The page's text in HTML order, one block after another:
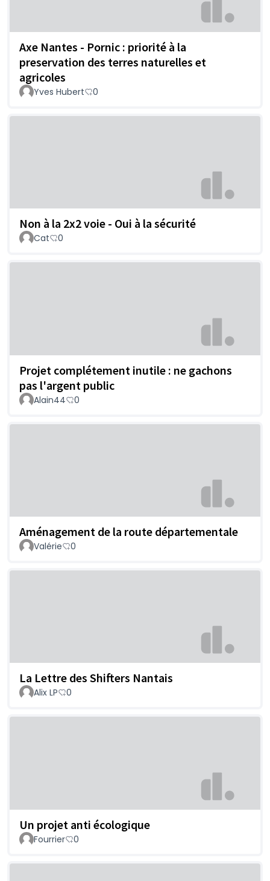
Axe Nantes - Pornic : priorité à la
preservation des terres naturelles et
agricoles
Yves Hubert 0
Non à la 2x2 voie - Oui à la sécurité
Cat 0
Projet complétement inutile : ne gachons
pas l'argent public
Alain44 0
Aménagement de la route départementale
Valérie 0
La Lettre des Shifters Nantais
Alix LP 0
Un projet anti écologique
Fourrier 0